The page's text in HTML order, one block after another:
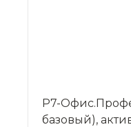
Р7-
базовый),